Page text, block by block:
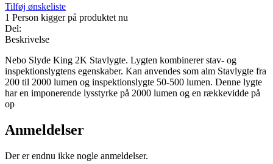
Tilføj ønskeliste
1 Person kigger på produktet nu
Del:
Beskrivelse
Nebo Slyde King 2K Stavlygte. Lygten kombinerer stav- og
inspektionslygtens egenskaber. Kan anvendes som alm Stavlygte fra
200 til 2000 lumen og inspektionslygte 50-500 lumen. Denne lygte
har en imponerende lysstyrke på 2000 lumen og en rækkevidde på
op
Anmeldelser
Der er endnu ikke nogle anmeldelser.